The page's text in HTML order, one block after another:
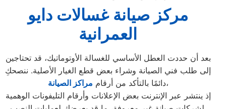
مركز صيانة غسالات دايو
العمرانية
بعد أن حددت العطل الأساسي للغسالة الأوتوماتيك، قد تحتاجين
إلى طلب فني الصيانة وشراء بعض قطع الغيار الأصلية. ننصحكِ
دائمًا بالتأكد من أرقام مراكز الصيانة
،
إذ ينتشر عبر الإنترنت بعض الإعلانات وأرقام التليفونات الوهمية